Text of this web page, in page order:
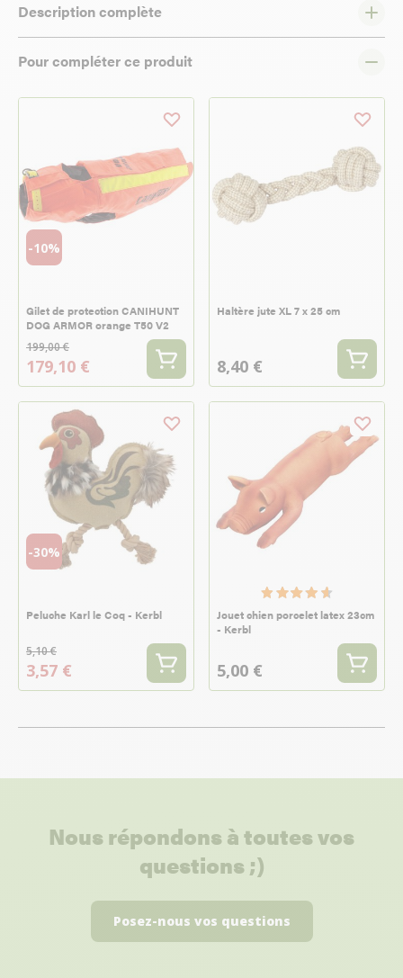
Description complète
Pour compléter ce produit
-10%
Gilet de protection CANIHUNT
DOG ARMOR orange T50 V2
199,00 €
179,10 €
Haltère jute XL 7 x 25 cm
8,40 €
-30%
Peluche Karl le Coq - Kerbl
5,10 €
3,57 €
Jouet chien porcelet latex 23cm
- Kerbl
5,00 €
Nous répondons à toutes vos
questions ;)
Posez-nous vos questions